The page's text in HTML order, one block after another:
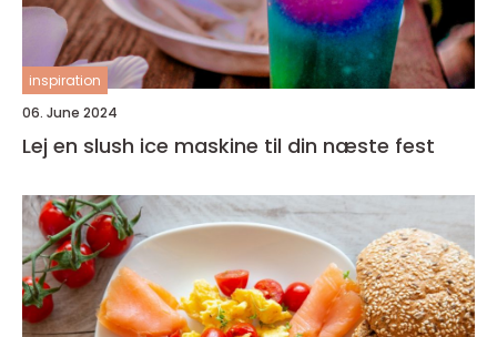
inspiration
06. June 2024
Lej en slush ice maskine til din næste fest